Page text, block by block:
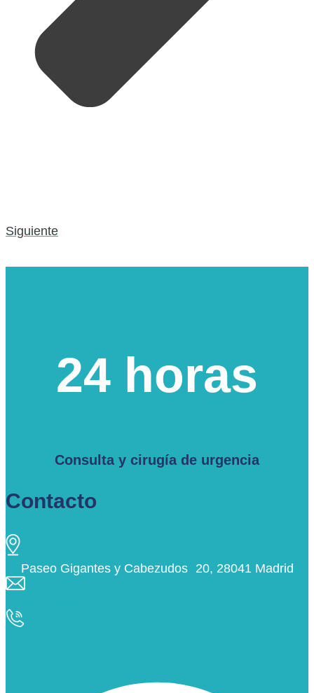
Siguiente
24 horas
Consulta y cirugía de urgencia
Contacto
Paseo Gigantes y Cabezudos 20, 28041 Madrid